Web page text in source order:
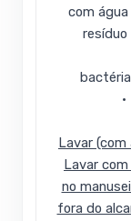
com
resíduo
Lavar
Lavar
no
fora do